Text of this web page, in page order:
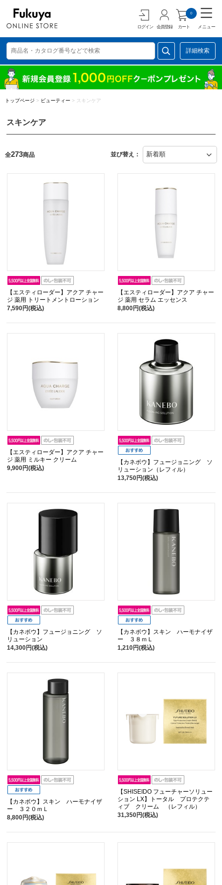
ログイン 会員登録 カート
0
メニュー
詳細検索
トップページ > ビューティー > スキンケア
スキンケア
全273商品 並び替え：
【エスティローダー】アクア チャー
ジ 薬用 トリートメントローション
7,590円(税込)
【エスティローダー】アクア チャー
ジ 薬用 セラム エッセンス
8,800円(税込)
【エスティローダー】アクア チャー
ジ 薬用 ミルキー クリーム
9,900円(税込)
【カネボウ】フュージョニング ソ
リューション（レフィル）
13,750円(税込)
【カネボウ】フュージョニング ソ
リューション
14,300円(税込)
【カネボウ】スキン ハーモナイザ
ー ３８ｍＬ
1,210円(税込)
【カネボウ】スキン ハーモナイザ
ー ３２０ｍＬ
8,800円(税込)
【SHISEIDO フューチャーソリュー
ション LX】トータル プロテクテ
ィブ クリーム （レフィル）
31,350円(税込)